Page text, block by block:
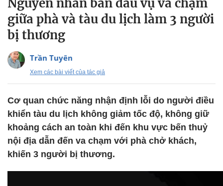
Nguyên nhân ban đầu vụ va chạm
giữa phà và tàu du lịch làm 3 người
bị thương
Trần Tuyên
Xem các bài viết của tác giả
Cơ quan chức năng nhận định lỗi do người điều
khiển tàu du lịch không giảm tốc độ, không giữ
khoảng cách an toàn khi đến khu vực bến thuỷ
nội địa dẫn đến va chạm với phà chở khách,
khiến 3 người bị thương.